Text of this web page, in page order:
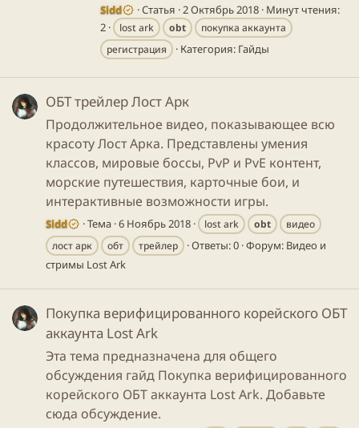
Sidd Статья 2 Октябрь 2018 Минут чтения:
2
lost ark obt
покупка аккаунта
регистрация
Категория: Гайды
ОБТ трейлер Лост Арк
Продолжительное видео, показывающее всю
красоту Лост Арка. Представлены умения
классов, мировые боссы, PvP и PvE контент,
морские путешествия, карточные бои, и
интерактивные возможности игры.
Sidd Тема 6 Ноябрь 2018 lost ark obt
видео
лост арк
обт трейлер Ответы: 0 Форум: Видео и
стримы Lost Ark
Покупка верифицированного корейского ОБТ
аккаунта Lost Ark
Эта тема предназначена для общего
обсуждения гайд Покупка верифицированного
корейского ОБТ аккаунта Lost Ark. Добавьте
сюда обсуждение.